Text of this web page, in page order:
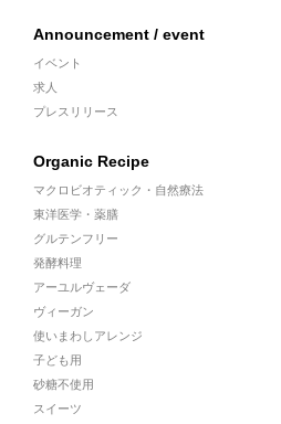
Announcement / event
イベント
求人
プレスリリース
Organic Recipe
マクロビオティック・自然療法
東洋医学・薬膳
グルテンフリー
発酵料理
アーユルヴェーダ
ヴィーガン
使いまわしアレンジ
子ども用
砂糖不使用
スイーツ